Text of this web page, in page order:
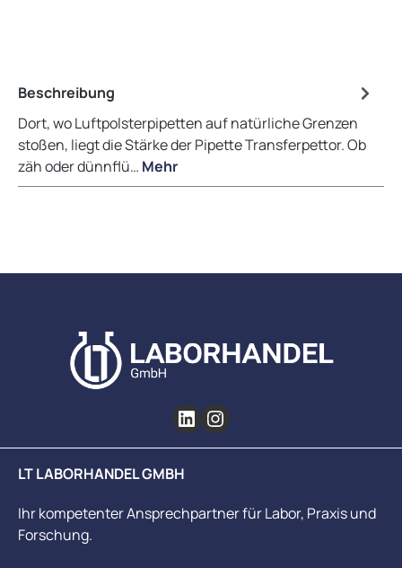
Beschreibung
Dort, wo Luftpolsterpipetten auf natürliche Grenzen
stoßen, liegt die Stärke der Pipette Transferpettor. Ob
zäh oder dünnflü… Mehr
LT LABORHANDEL GMBH
Ihr kompetenter Ansprechpartner für Labor, Praxis und
Forschung.